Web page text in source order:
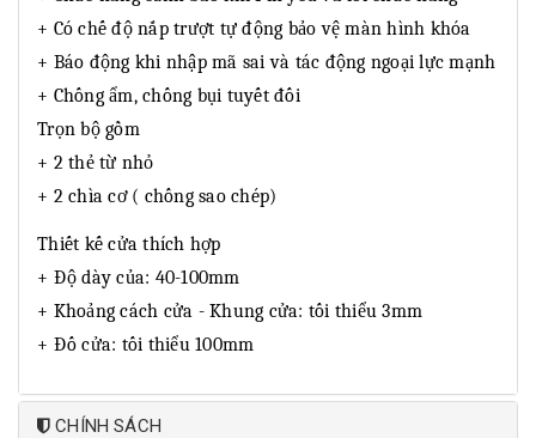
+ Có chế độ nắp trượt tự động bảo vệ màn hình khóa
+ Báo động khi nhập mã sai và tác động ngoại lực mạnh
+ Chống ẩm, chống bụi tuyết đối
Trọn bộ gồm
+ 2 thẻ từ nhỏ
+ 2 chìa cơ ( chống sao chép)
Thiết kế cửa thích hợp
+ Độ dày của: 40-100mm
+ Khoảng cách cửa - Khung cửa: tối thiểu 3mm
+ Đố cửa: tối thiểu 100mm
CHÍNH SÁCH